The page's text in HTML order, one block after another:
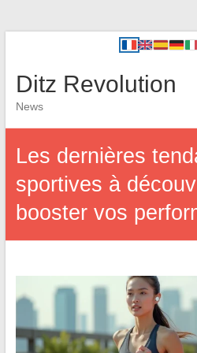
Ditz Revolution
News
Les dernières
sportives à
booster vos